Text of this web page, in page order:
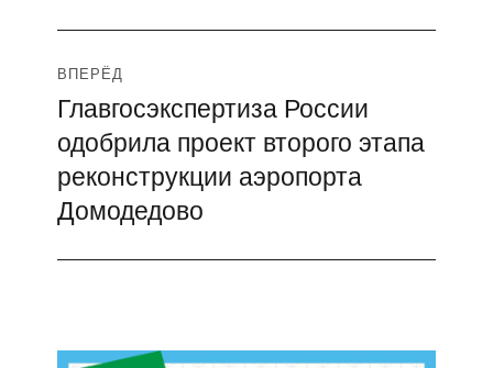
ВПЕРЁД
Следующая
запись:
Главгосэкспертиза России
одобрила проект второго этапа
реконструкции аэропорта
Домодедово